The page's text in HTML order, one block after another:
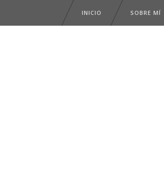
INICIO SOBRE MÍ